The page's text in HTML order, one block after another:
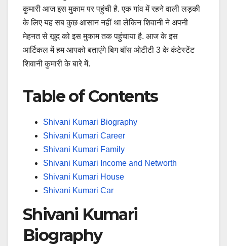
कुमारी आज इस मुकाम पर पहुंची है. एक गांव में रहने वाली लड़की
के लिए यह सब कुछ आसान नहीं था लेकिन शिवानी ने अपनी
मेहनत से खुद को इस मुकाम तक पहुंचाया है. आज के इस
आर्टिकल में हम आपको बताएंगे बिग बॉस ओटीटी 3 के कंटेस्टेंट
शिवानी कुमारी के बारे में.
Table of Contents
Shivani Kumari Biography
Shivani Kumari Career
Shivani Kumari Family
Shivani Kumari Income and Networth
Shivani Kumari House
Shivani Kumari Car
Shivani Kumari
Biography